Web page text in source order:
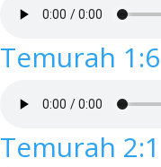
Temurah 1:6
Temurah 2:1